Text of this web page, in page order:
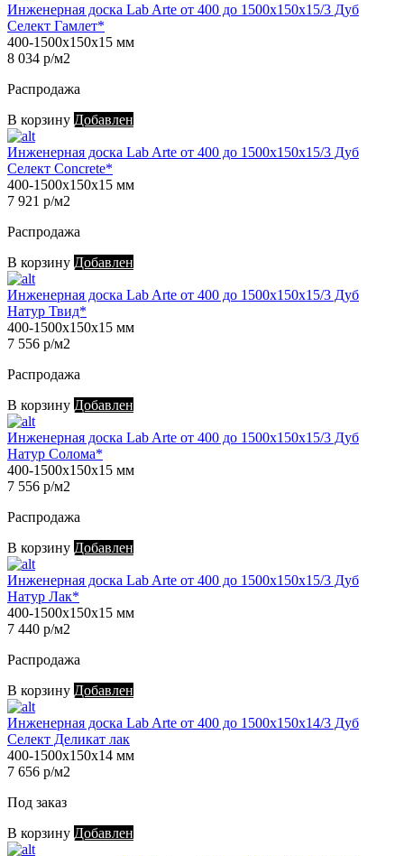
Инженерная доска Lab Arte от 400 до 1500х150х15/3 Дуб
Селект Гамлет*
400-1500х150х15 мм
8 034 р/м2
Распродажа
В корзину Добавлен
Инженерная доска Lab Arte от 400 до 1500х150х15/3 Дуб
Селект Concrete*
400-1500х150х15 мм
7 921 р/м2
Распродажа
В корзину Добавлен
Инженерная доска Lab Arte от 400 до 1500х150х15/3 Дуб
Натур Твид*
400-1500х150х15 мм
7 556 р/м2
Распродажа
В корзину Добавлен
Инженерная доска Lab Arte от 400 до 1500х150х15/3 Дуб
Натур Солома*
400-1500х150х15 мм
7 556 р/м2
Распродажа
В корзину Добавлен
Инженерная доска Lab Arte от 400 до 1500х150х15/3 Дуб
Натур Лак*
400-1500х150х15 мм
7 440 р/м2
Распродажа
В корзину Добавлен
Инженерная доска Lab Arte от 400 до 1500х150х14/3 Дуб
Селект Деликат лак
400-1500х150х14 мм
7 656 р/м2
Под заказ
В корзину Добавлен